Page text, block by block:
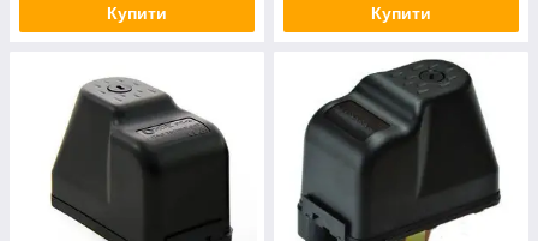
Купити Купити